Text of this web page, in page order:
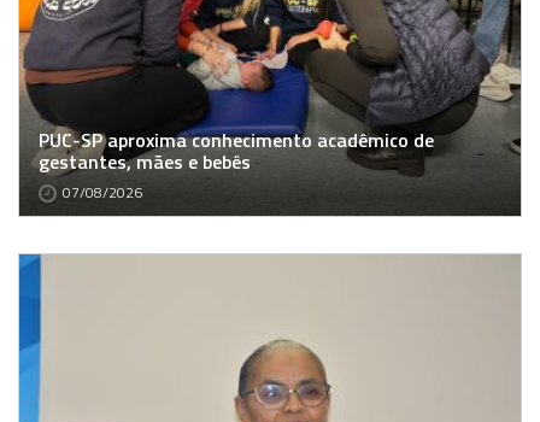
PUC-SP aproxima conhecimento acadêmico de
gestantes, mães e bebês
07/08/2026